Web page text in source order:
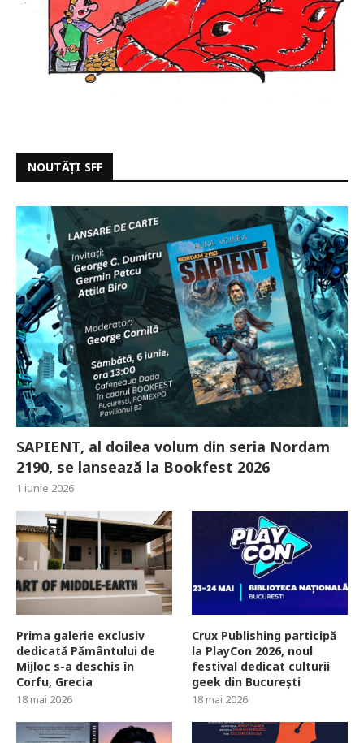
NOUTĂȚI SFF
SAPIENT, al doilea volum din seria Nordam
2190, se lansează la Bookfest 2026
1 iunie 2026
Prima galerie exclusiv
dedicată Pământului de
Mijloc s-a deschis în
Corfu, Grecia
18 mai 2026
Crux Publishing participă
la PlayCon 2026, noul
festival dedicat culturii
geek din București
18 mai 2026